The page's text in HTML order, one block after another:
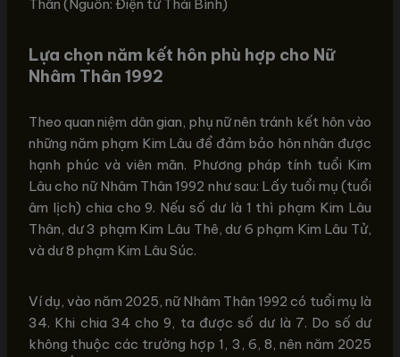
Thân (Nguồn: Điện tử Thái Bình)
Lựa chọn năm kết hôn phù hợp cho Nữ
Nhâm Thân 1992
Theo quan niệm dân gian, phụ nữ nên tránh kết hôn vào
những năm phạm Kim Lâu để đảm bảo hôn nhân được
hạnh phúc và viên mãn. Phương pháp tính tuổi Kim
Lâu cho nữ Nhâm Thân 1992 như sau: Lấy tuổi mụ (tuổi
âm lịch) chia cho 9. Nếu số dư là 1 thì phạm Kim Lâu
Thân, dư 3 phạm Kim Lâu Thê, dư 6 phạm Kim Lâu Tử,
và dư 8 phạm Kim Lâu Súc.
Ví dụ, vào năm 2025, nữ Nhâm Thân 1992 có tuổi mụ là
34. Khi chia 34 cho 9, ta được số dư là 7. Do số dư
không thuộc các trường hợp 1, 3, 6, 8, nên năm 2025